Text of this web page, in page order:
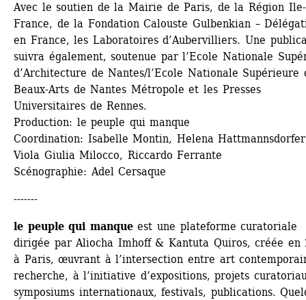
Avec le soutien de la Mairie de Paris, de la Région
France, de la Fondation Calouste Gulbenkian –
en France, les Laboratoires d’Aubervilliers. Une
suivra également, soutenue par l’Ecole Nationale
d’Architecture de Nantes/l’Ecole Nationale Supérieure
Beaux-Arts de Nantes Métropole et les Presses
Universitaires de Rennes.
Production: le peuple qui manque
Coordination: Isabelle Montin, Helena
Viola Giulia Milocco, Riccardo Ferrante
Scénographie: Adel Cersaque
-------
le peuple qui manqueest une plateforme curatoriale
dirigée par Aliocha Imhoff & Kantuta Quiros, créée en
à Paris, œuvrant à l’intersection entre art
recherche, à l’initiative d’expositions, projets
symposiums internationaux, festivals, publications.